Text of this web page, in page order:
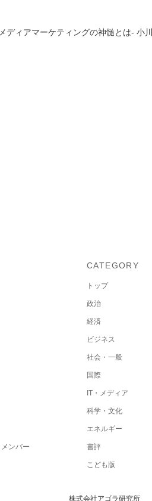
ディアマーケティングの神髄とは- 小
ンバー
CATEGORY
トップ
政治
経済
ビジネス
社会・一般
国際
IT・メディア
科学・文化
エネルギー
書評
こども版
株式会社アゴラ研究所